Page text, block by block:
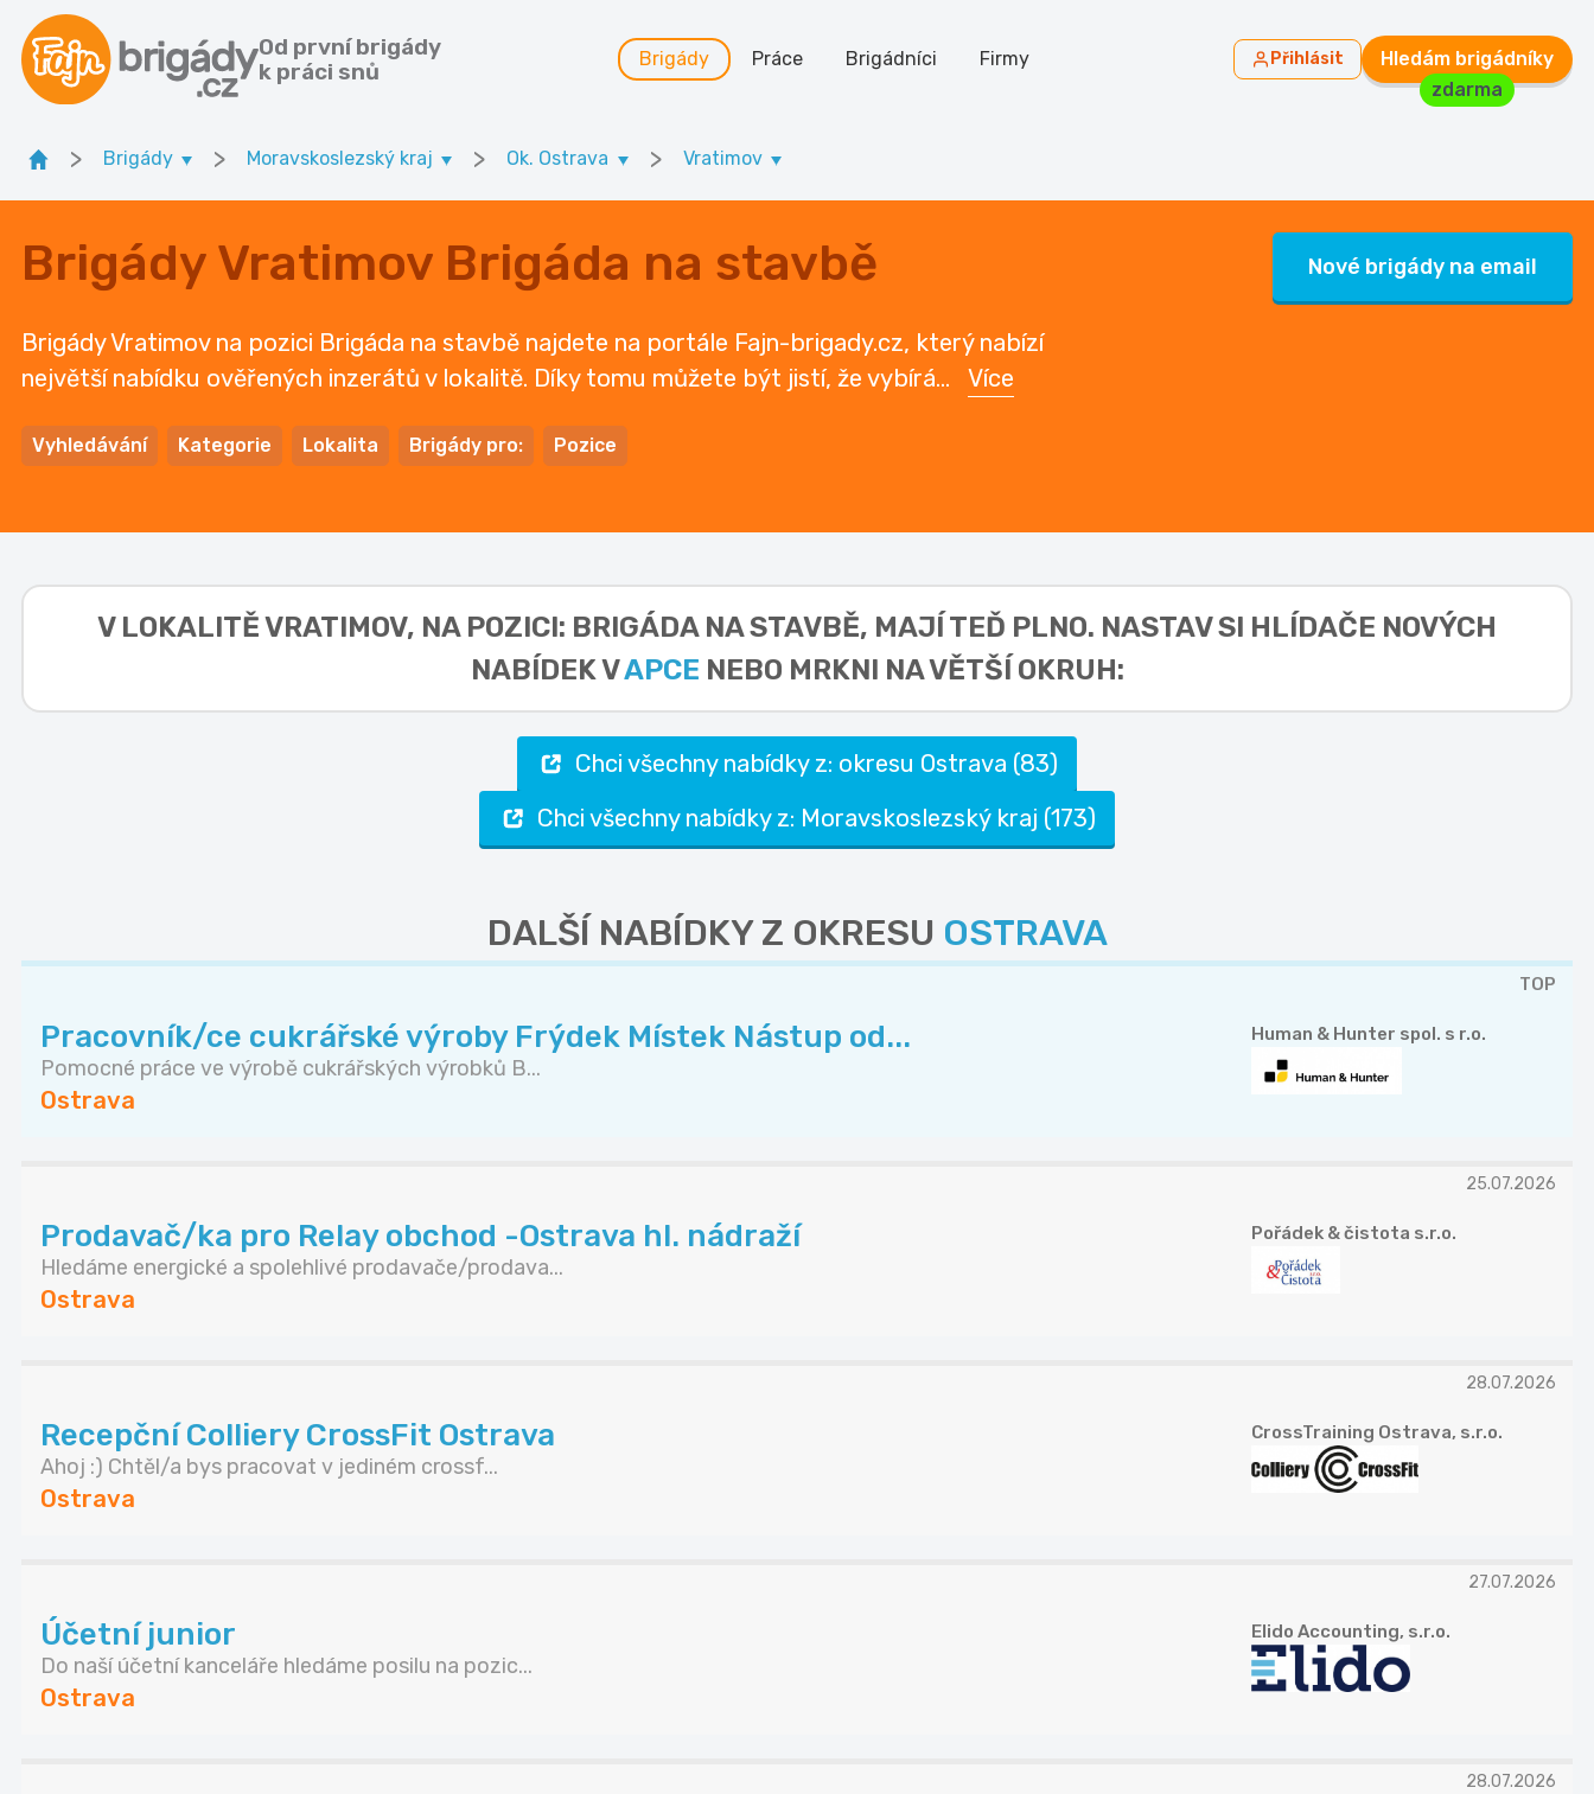
Od první brigády
k práci snů
Brigády Práce Brigádníci Firmy Přihlásit
Hledám brigádníky
zdarma
> Brigády > Moravskoslezský kraj > Ok. Ostrava > Vratimov
Brigády Vratimov Brigáda na stavbě
Brigády Vratimov na pozici Brigáda na stavbě najdete na portále Fajn-brigady.cz, který nabízí
největší nabídku ověřených inzerátů v lokalitě. Díky tomu můžete být jistí, že vybírá... Více
Vyhledávání Kategorie Lokalita Brigády pro: Pozice
Nové brigády na email
V LOKALITĚVRATIMOV, NA POZICI: BRIGÁDA NA STAVBĚ, MAJÍ TEĎ PLNO. NASTAV SI HLÍDAČE NOVÝCH
NABÍDEK VAPCE NEBO MRKNI NA VĚTŠÍ OKRUH:
Chci všechny nabídky z: okresu Ostrava (83)
Chci všechny nabídky z: Moravskoslezský kraj (173)
DALŠÍ NABÍDKY Z OKRESU OSTRAVA
TOP
Pracovník/ce cukrářské výroby Frýdek Místek Nástup od...
Pomocné práce ve výrobě cukrářských výrobků B...
Ostrava
Human & Hunter spol. s r.o.
25.07.2026
Prodavač/ka pro Relay obchod -Ostrava hl. nádraží
Hledáme energické a spolehlivé prodavače/prodava...
Ostrava
Pořádek & čistota s.r.o.
28.07.2026
Recepční Colliery CrossFit Ostrava
Ahoj :) Chtěl/a bys pracovat v jediném crossf...
Ostrava
CrossTraining Ostrava, s.r.o.
27.07.2026
Účetní junior
Do naší účetní kanceláře hledáme posilu na pozic...
Ostrava
Elido Accounting, s.r.o.
28.07.2026